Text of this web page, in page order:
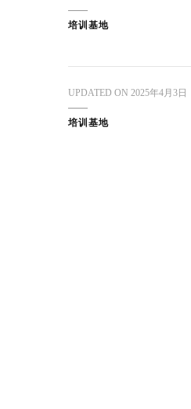
培训基地
UPDATED ON 2025年4月3日
培训基地